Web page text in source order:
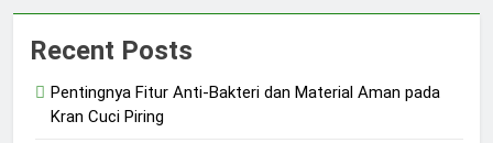
Recent Posts
Pentingnya Fitur Anti-Bakteri dan Material Aman pada
Kran Cuci Piring